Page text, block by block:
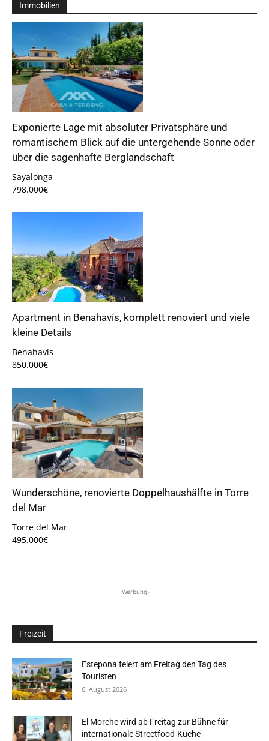
Immobilien
Exponierte Lage mit absoluter Privatsphäre und
romantischem Blick auf die untergehende Sonne oder
über die sagenhafte Berglandschaft
Sayalonga
798.000€
Apartment in Benahavís, komplett renoviert und viele
kleine Details
Benahavís
850.000€
Wunderschöne, renovierte Doppelhaushälfte in Torre
del Mar
Torre del Mar
495.000€
-Werbung-
Freizeit
Estepona feiert am Freitag den Tag des
Touristen
6. August 2026
El Morche wird ab Freitag zur Bühne für
internationale Streetfood-Küche